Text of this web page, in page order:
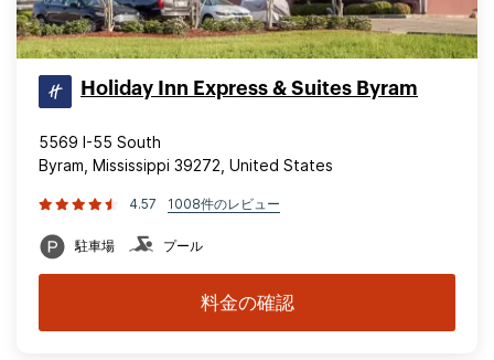
Holiday Inn Express & Suites Byram
5569 I-55 South
Byram, Mississippi 39272, United States
4.57 1008件のレビュー
駐車場 プール
料金の確認